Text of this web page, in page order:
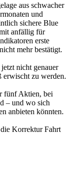
aus schwacher
und
sichere Blue
anfällig für
erste
mehr bestätigt.
nicht genauer
erwischt zu werden.
fünf Aktien, bei
– und wo sich
anbieten könnten.
Korrektur Fahrt